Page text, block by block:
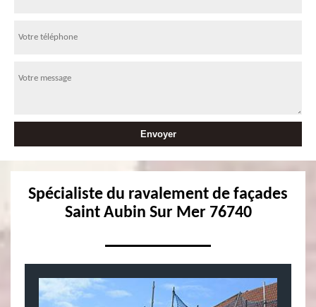
Spécialiste du ravalement de façades
Saint Aubin Sur Mer 76740